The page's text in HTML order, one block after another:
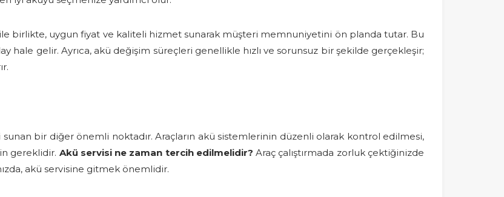
birlikte, uygun fiyat ve kaliteli hizmet sunarak müşteri memnuniyetini ön planda tutar. Bu
hale gelir. Ayrıca, akü değişim süreçleri genellikle hızlı ve sorunsuz bir şekilde gerçekleşir;
bir diğer önemli noktadır. Araçların akü sistemlerinin düzenli olarak kontrol edilmesi,
gereklidir. Akü servisi ne zaman tercih edilmelidir? Araç çalıştırmada zorluk çektiğinizde
akü servisine gitmek önemlidir.